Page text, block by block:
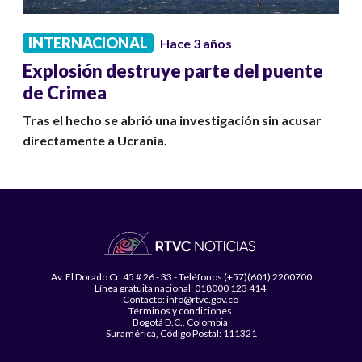
INTERNACIONAL Hace 3 años
Explosión destruye parte del puente
de Crimea
Tras el hecho se abrió una investigación sin acusar
directamente a Ucrania.
Av. El Dorado Cr. 45 # 26 - 33 - Teléfonos (+57)(601) 2200700
Línea gratuita nacional: 018000 123 414
Contacto: info@rtvc.gov.co
Términos y condiciones
Bogotá D.C., Colombia
Suramérica, Código Postal: 111321